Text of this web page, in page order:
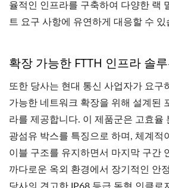
율적인 인프라를 구축하여 다양한 랙
트 요구 사항에 유연하게 대응할 수 있
확장 가능한 FTTH 인프라 솔
또한 당사는 현대 통신 사업자가 요구
가능한 네트워크 확장을 위해 설계된
라를 제공합니다. 이 제품군은 고효율
광섬유 박스를 특징으로 하며, 체계적
이블 구조를 유지하면서 마지막 구간
까다로운 옥외 환경에서 장기적인 안